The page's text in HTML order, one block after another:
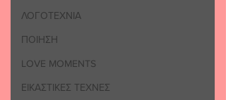
ΛΟΓΟΤΕΧΝΙΑ
ΠΟΙΗΣΗ
LOVE MOMENTS
ΕΙΚΑΣΤΙΚΕΣ ΤΕΧΝΕΣ